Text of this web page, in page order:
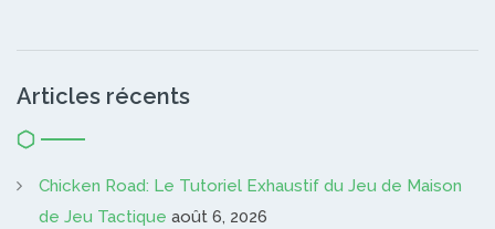
Articles récents
Chicken Road: Le Tutoriel Exhaustif du Jeu de Maison
de Jeu Tactique août 6, 2026